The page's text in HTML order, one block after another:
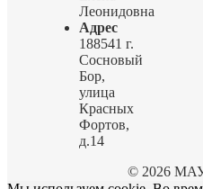
Леонидовна
Адрес
188541 г.
Сосновый
Бор,
улица
Красных
Фортов,
д.14
© 2026